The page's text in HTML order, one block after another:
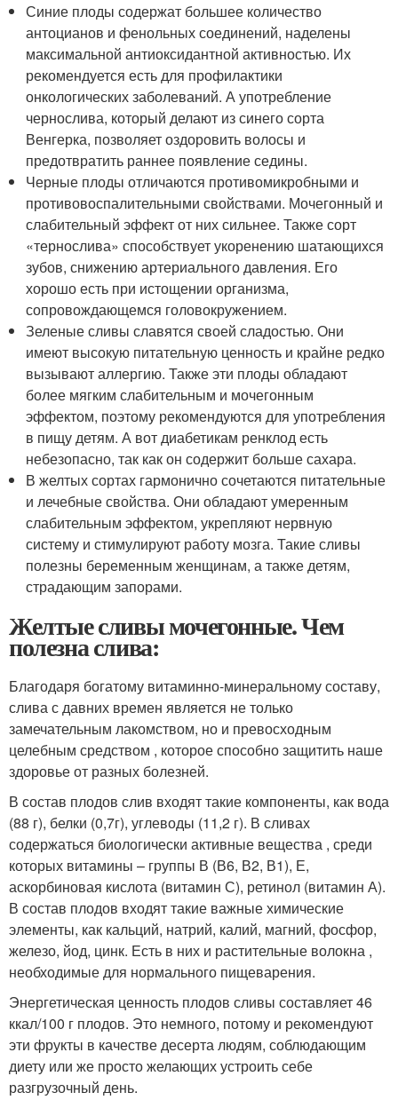
Синие плоды содержат большее количество
антоцианов и фенольных соединений, наделены
максимальной антиоксидантной активностью. Их
рекомендуется есть для профилактики
онкологических заболеваний. А употребление
чернослива, который делают из синего сорта
Венгерка, позволяет оздоровить волосы и
предотвратить раннее появление седины.
Черные плоды отличаются противомикробными и
противовоспалительными свойствами. Мочегонный и
слабительный эффект от них сильнее. Также сорт
«тернослива» способствует укоренению шатающихся
зубов, снижению артериального давления. Его
хорошо есть при истощении организма,
сопровождающемся головокружением.
Зеленые сливы славятся своей сладостью. Они
имеют высокую питательную ценность и крайне редко
вызывают аллергию. Также эти плоды обладают
более мягким слабительным и мочегонным
эффектом, поэтому рекомендуются для употребления
в пищу детям. А вот диабетикам ренклод есть
небезопасно, так как он содержит больше сахара.
В желтых сортах гармонично сочетаются питательные
и лечебные свойства. Они обладают умеренным
слабительным эффектом, укрепляют нервную
систему и стимулируют работу мозга. Такие сливы
полезны беременным женщинам, а также детям,
страдающим запорами.
Желтые сливы мочегонные. Чем
полезна слива:
Благодаря богатому витаминно-минеральному составу,
слива с давних времен является не только
замечательным лакомством, но и превосходным
целебным средством , которое способно защитить наше
здоровье от разных болезней.
В состав плодов слив входят такие компоненты, как вода
(88 г), белки (0,7г), углеводы (11,2 г). В сливах
содержаться биологически активные вещества , среди
которых витамины – группы В (В6, В2, В1), Е,
аскорбиновая кислота (витамин С), ретинол (витамин А).
В состав плодов входят такие важные химические
элементы, как кальций, натрий, калий, магний, фосфор,
железо, йод, цинк. Есть в них и растительные волокна ,
необходимые для нормального пищеварения.
Энергетическая ценность плодов сливы составляет 46
ккал/100 г плодов. Это немного, потому и рекомендуют
эти фрукты в качестве десерта людям, соблюдающим
диету или же просто желающих устроить себе
разгрузочный день.